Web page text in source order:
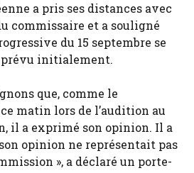
a pris ses distances avec
commissaire et a souligné
du 15 septembre se
initialement.
que, comme le
matin lors de l’audition au
il a exprimé son opinion. Il a
opinion ne représentait pas
», a déclaré un porte-